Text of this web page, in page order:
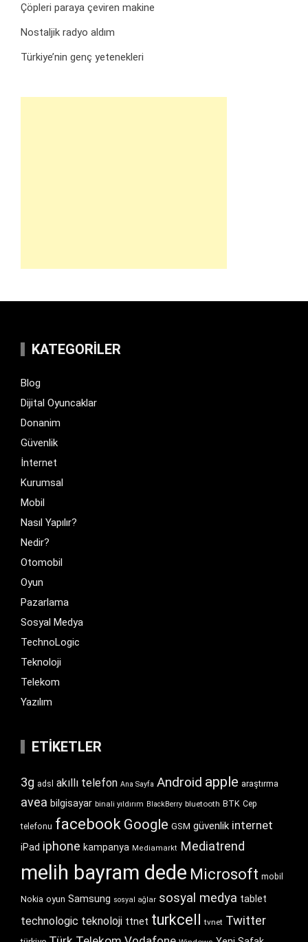
Çöpleri paraya çeviren makine
Nostaljik radyo aldım
Türkiye’nin genç yetenekleri
KATEGORILER
Blog
Dijital Oyuncaklar
Donanim
Güvenlik
İnternet
Kurumsal
Mobil
Nasıl Yapılır?
Nedir?
Otomobil
Oyun
Pazarlama
Sosyal Medya
TechnoLogic
Teknoloji
Telekom
Yazılım
ETIKETLER
3g adsl akıllı telefon Ana Sayfa Android apple araştırma
avea bilgisayar binali yıldırım BlackBerry bluetooth BTK Cep
telefonu facebook Google GSM güvenlik internet
iPad iphone kampanya Mediamarkt Mediatrend
melih bayram dede Microsoft mobil
Nokia oyun Samsung sosyal ağlar sosyal medya tablet
technologic teknoloji ttnet turkcell tvnet Twitter